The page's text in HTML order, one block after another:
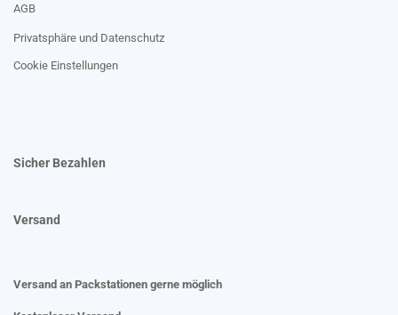
AGB
Privatsphäre und Datenschutz
Cookie Einstellungen
Sicher Bezahlen
Versand
Versand an Packstationen gerne möglich